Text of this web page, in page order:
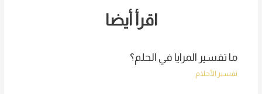
اقرأ أيضا
ما تفسير المرايا في الحلم؟
تفسير الأحلام